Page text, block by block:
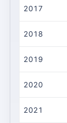
2017
2018
2019
2020
2021